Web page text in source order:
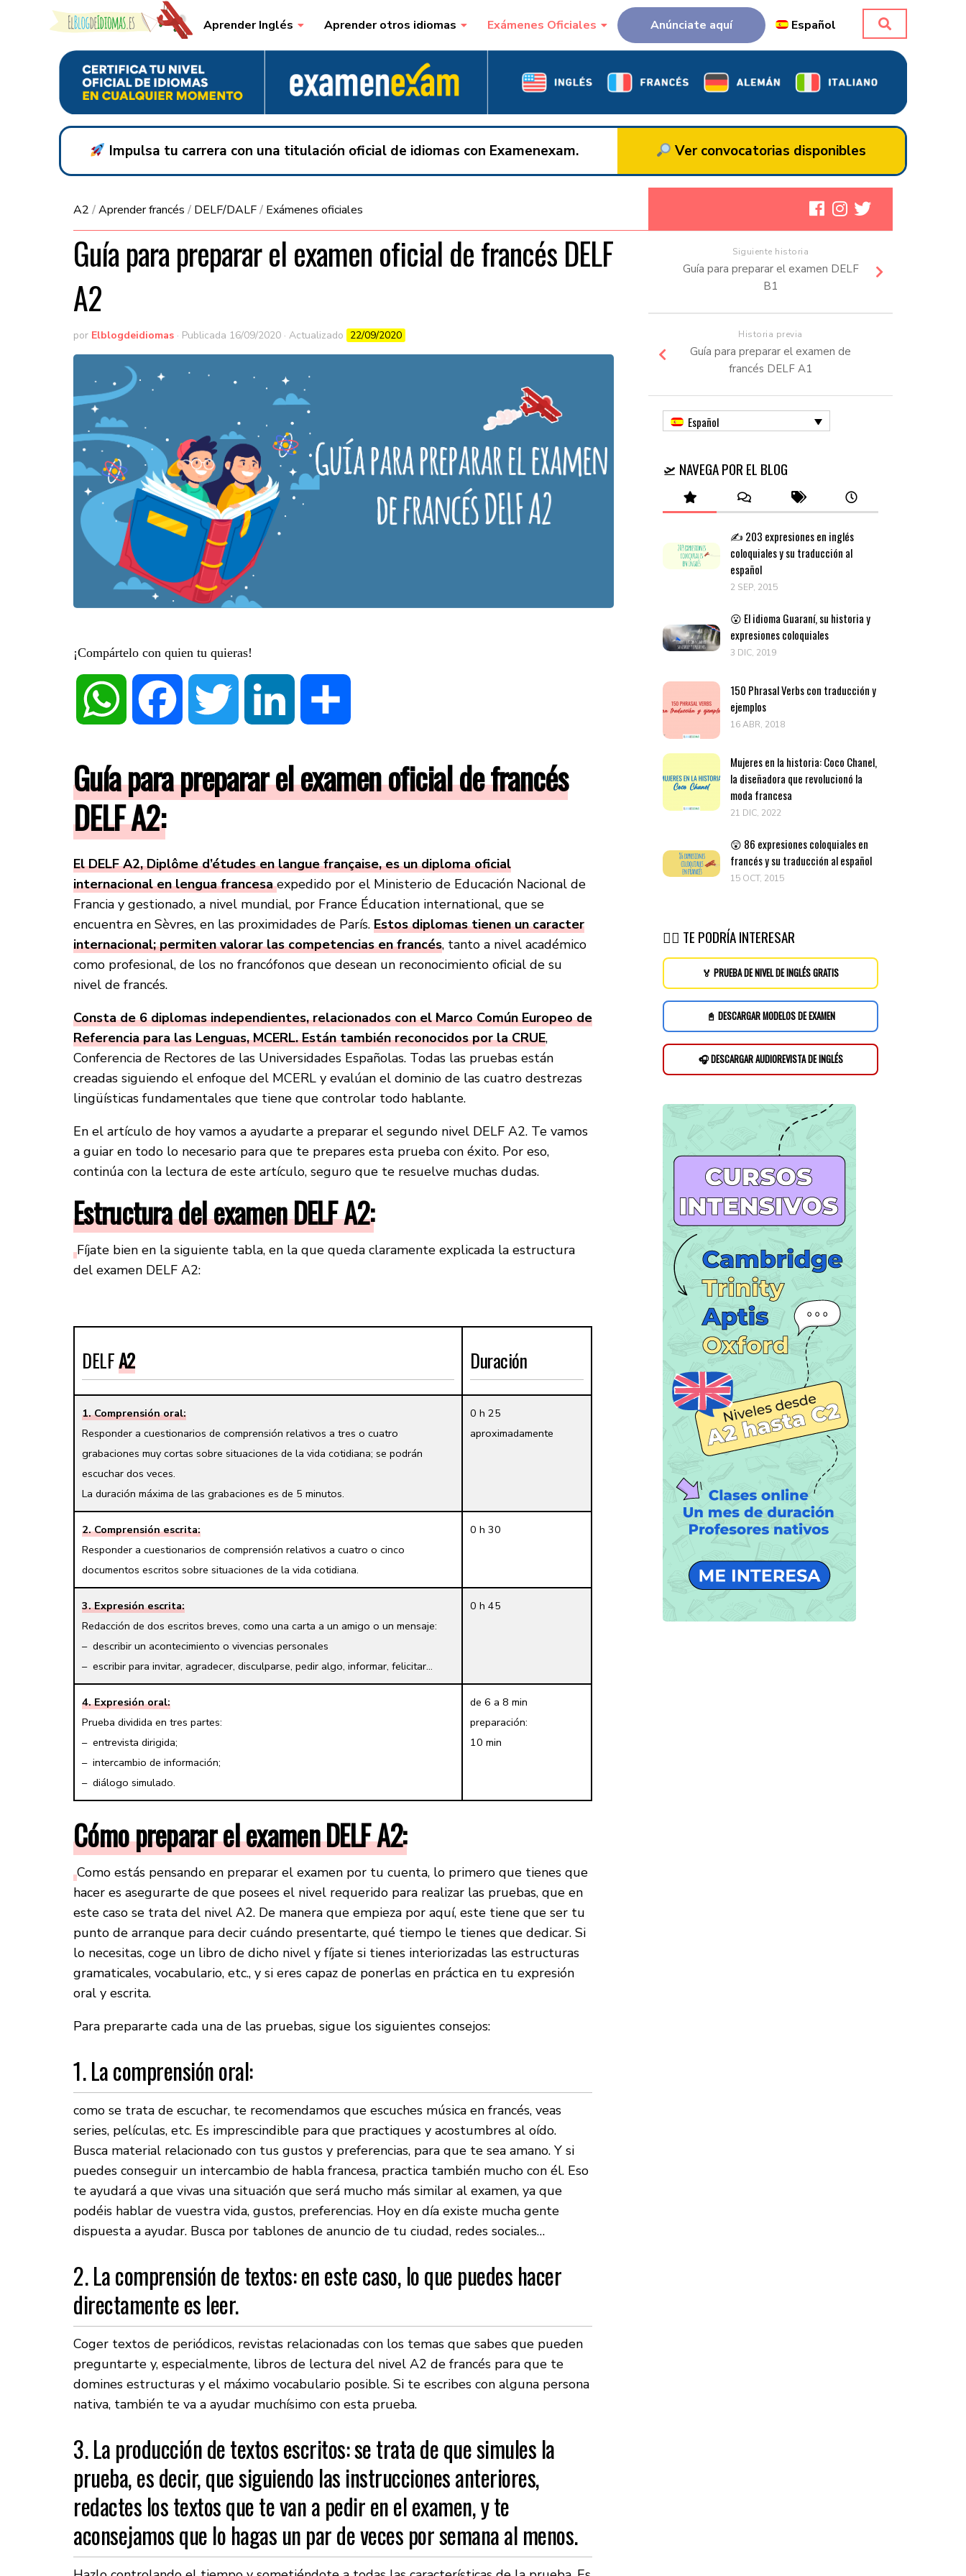
Skip to content Aprender Inglés Aprender otros idiomas Exámenes Oficiales Anúnciate aquí Español
Impulsa tu carrera con una titulación oficial de idiomas con Examenexam. Ver convocatorias disponibles
A2 /Aprender francés / DELF/DALF/ Exámenes oficiales
Guía para preparar el examen oficial de francés DELF
A2
por Elblogdeidiomas · Publicada 16/09/2020 · Actualizado 22/09/2020
¡Compártelo con quien tu quieras!
WhatsApp Facebook LinkedIn
Guía para preparar el examen oficial de francés
DELF A2:
El DELF A2, Diplôme d’études en langue française, es un diploma oficial
internacional en lengua francesaexpedido por el Ministerio de Educación Nacional de
Francia y gestionado, a nivel mundial, por France Éducation international, que se
encuentra en Sèvres, en las proximidades de París. Estos diplomas tienen un caracter
internacional; permiten valorar las competencias en francés, tanto a nivel académico
como profesional, de los no francófonos que desean un reconocimiento oficial de su
nivel de francés.
Consta de 6 diplomas independientes, relacionados con el Marco Común Europeo de
Referencia para las Lenguas, MCERL. Están también reconocidos por la CRUE,
Conferencia de Rectores de las Universidades Españolas. Todas las pruebas están
creadas siguiendo el enfoque del MCERL y evalúan el dominio de las cuatro destrezas
lingüísticas fundamentales que tiene que controlar todo hablante.
En el artículo de hoy vamos a ayudarte a preparar el segundo nivel DELF A2. Te vamos
a guiar en todo lo necesario para que te prepares esta prueba con éxito. Por eso,
continúa con la lectura de este artículo, seguro que te resuelve muchas dudas.
Estructura del examen DELF A2:
Fíjate bien en la siguiente tabla, en la que queda claramente explicada la estructura
del examen DELF A2:
DELFA2 Duración
1. Comprensión oral:
Responder a cuestionarios de comprensión relativos a tres o cuatro
grabaciones muy cortas sobre situaciones de la vida cotidiana; se podrán
escuchar dos veces.
La duración máxima de las grabaciones es de 5 minutos.
0 h 25
aproximadamente
2. Comprensión escrita:
Responder a cuestionarios de comprensión relativos a cuatro o cinco
documentos escritos sobre situaciones de la vida cotidiana.
0 h 30
3. Expresión escrita:
Redacción de dos escritos breves, como una carta a un amigo o un mensaje:
– describir un acontecimiento o vivencias personales
– escribir para invitar, agradecer, disculparse, pedir algo, informar, felicitar…
0 h 45
4. Expresión oral:
Prueba dividida en tres partes:
– entrevista dirigida;
– intercambio de información;
– diálogo simulado.
de 6 a 8 min
preparación:
10 min
Cómo preparar el examen DELF A2:
Como estás pensando en preparar el examen por tu cuenta, lo primero que tienes que
hacer es asegurarte de que posees el nivel requerido para realizar las pruebas, que en
este caso se trata del nivel A2. De manera que empieza por aquí, este tiene que ser tu
punto de arranque para decir cuándo presentarte, qué tiempo le tienes que dedicar. Si
lo necesitas, coge un libro de dicho nivel y fíjate si tienes interiorizadas las estructuras
gramaticales, vocabulario, etc., y si eres capaz de ponerlas en práctica en tu expresión
oral y escrita.
Para prepararte cada una de las pruebas, sigue los siguientes consejos:
1. La comprensión oral:
como se trata de escuchar, te recomendamos que escuches música en francés, veas
series, películas, etc. Es imprescindible para que practiques y acostumbres al oído.
Busca material relacionado con tus gustos y preferencias, para que te sea amano. Y si
puedes conseguir un intercambio de habla francesa, practica también mucho con él. Eso
te ayudará a que vivas una situación que será mucho más similar al examen, ya que
podéis hablar de vuestra vida, gustos, preferencias. Hoy en día existe mucha gente
dispuesta a ayudar. Busca por tablones de anuncio de tu ciudad, redes sociales…
2. La comprensión de textos: en este caso, lo que puedes hacer
directamente es leer.
Coger textos de periódicos, revistas relacionadas con los temas que sabes que pueden
preguntarte y, especialmente, libros de lectura del nivel A2 de francés para que te
domines estructuras y el máximo vocabulario posible. Si te escribes con alguna persona
nativa, también te va a ayudar muchísimo con esta prueba.
3. La producción de textos escritos: se trata de que simules la
prueba, es decir, que siguiendo las instrucciones anteriores,
redactes los textos que te van a pedir en el examen, y te
aconsejamos que lo hagas un par de veces por semana al menos.
Siguiente historia
Guía para preparar el examen DELF
B1
Historia previa
Guía para preparar el examen de
francés DELF A1
Español
🛫 NAVEGA POR EL BLOG
✍️ 203 expresiones en inglés
coloquiales y su traducción al
español
2 SEP, 2015
😮 El idioma Guaraní, su historia y
expresiones coloquiales
3 DIC, 2019
150 Phrasal Verbs con traducción y
ejemplos
16 ABR, 2018
Mujeres en la historia: Coco Chanel,
la diseñadora que revolucionó la
moda francesa
21 DIC, 2022
😲 86 expresiones coloquiales en
francés y su traducción al español
15 OCT, 2015
👉🏽 TE PODRÍA INTERESAR
🏅 PRUEBA DE NIVEL DE INGLÉS GRATIS
📓 DESCARGAR MODELOS DE EXAMEN
🎧 DESCARGAR AUDIOREVISTA DE INGLÉS